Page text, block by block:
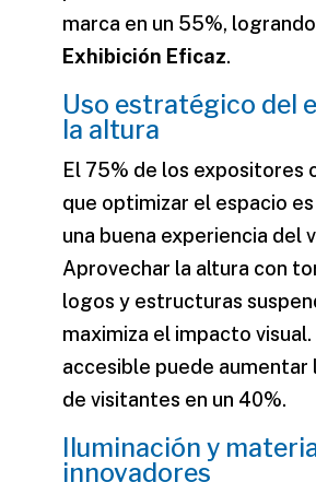
marca en un 55%,
Exhibición Eficaz.
Uso estratégico del
la altura
El 75% de los expositores
que optimizar el espacio
una buena experiencia del
Aprovechar la altura con
logos y estructuras
maximiza el impacto visual.
accesible puede aumentar
de visitantes en un 40%.
Iluminación y
innovadores